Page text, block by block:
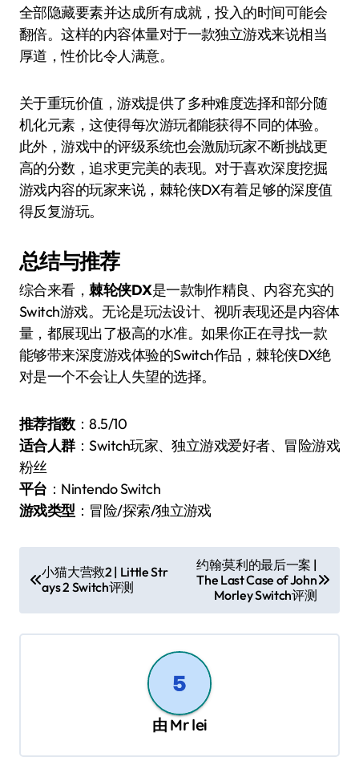
全部隐藏要素并达成所有成就，投入的时间可能会
翻倍。这样的内容体量对于一款独立游戏来说相当
厚道，性价比令人满意。
关于重玩价值，游戏提供了多种难度选择和部分随
机化元素，这使得每次游玩都能获得不同的体验。
此外，游戏中的评级系统也会激励玩家不断挑战更
高的分数，追求更完美的表现。对于喜欢深度挖掘
游戏内容的玩家来说，棘轮侠DX有着足够的深度值
得反复游玩。
总结与推荐
综合来看，棘轮侠DX是一款制作精良、内容充实的
Switch游戏。无论是玩法设计、视听表现还是内容体
量，都展现出了极高的水准。如果你正在寻找一款
能够带来深度游戏体验的Switch作品，棘轮侠DX绝
对是一个不会让人失望的选择。
推荐指数：8.5/10
适合人群：Switch玩家、独立游戏爱好者、冒险游戏
粉丝
平台 ：Nintendo Switch
游戏类型 ：冒险/探索/独立游戏
章
导
航
小猫大营救2 | Little Str
ays 2 Switch评测
约翰·莫利的最后一案 |
The Last Case of John
Morley Switch评测
由 Mr lei